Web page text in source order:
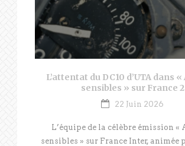
L’attentat du DC10 d’UTA dans
sensibles » sur France 2
22 Juin 2026
L’équipe de la célèbre émission «
sensibles » sur France Inter, animée